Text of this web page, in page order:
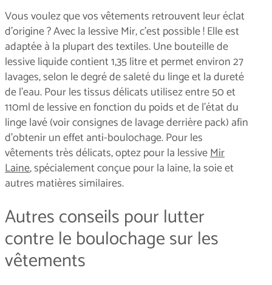
Vous voulez que vos vêtements retrouvent leur éclat
d’origine ? Avec la lessive Mir, c’est possible ! Elle est
adaptée à la plupart des textiles. Une bouteille de
lessive liquide contient 1,35 litre et permet environ 27
lavages, selon le degré de saleté du linge et la dureté
de l’eau. Pour les tissus délicats utilisez entre 50 et
110ml de lessive en fonction du poids et de l’état du
linge lavé (voir consignes de lavage derrière pack) afin
d'obtenir un effet anti-boulochage. Pour les
vêtements très délicats, optez pour la lessiveMir
Laine, spécialement conçue pour la laine, la soie et
autres matières similaires.
Autres conseils pour lutter
contre le boulochage sur les
vêtements